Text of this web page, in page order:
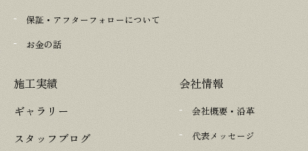
保証・アフターフォローについて
お金の話
施工実績
ギャラリー
スタッフブログ
会社情報
会社概要・沿革
代表メッセージ